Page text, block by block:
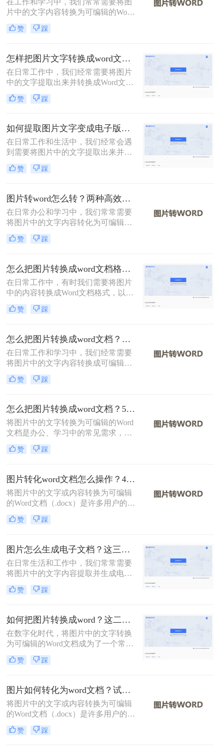
法来实现这一目标。
片中的文字内容转换为可编辑的Word
文档。这可能是为了编辑图片中的文
本、保存信息以便分享，或将手写笔
word文档呢？本文将详细介绍两种常
用的方法来实现这一目标。
赞 踩
怎样把图片文字转换成word文档？分享两种有效的方法！
在日常工作中，我们经常需要将图片
中的文字提取出来并转换成Word文
档，以便进行编辑和保存。然而，如
何高效且准确地完成这一转换过程，
字转换成word文档呢？本文将介绍两
种有效的方法，帮助您轻松实现图片
文字到Word文档的转换。
赞 踩
如何提取图片文字变成电子版？分享2种实用的方法！
在日常工作和生活中，我们经常会遇
到需要将图片中的文字提取出来并转
换成电子版的情况。无论是从扫描的
文档、拍照的书籍页面，还是网络上
能极大地提高我们的工作效率。那么
如何提取图片文字变成电子版呢？本
文将介绍两种常用的方法来实现这一
目标。
赞 踩
图片转word怎么转？两种高效方法指南！
在日常办公和学习中，我们常常需要
将图片中的文字内容转化为可编辑的
Word文档。那么图片转word怎么转
呢？本文将介绍两种实现这一目标的
赞 踩
怎么把图片转换成word文档格式？教你三种转换方法！
在日常工作中，有时我们需要将图片
中的内容转换成Word文档格式，以便
进行编辑和处理。那么怎么把图片转
换成word文档格式呢？本文将介绍三
成图片到Word文档的转换。
赞 踩
怎么把图片转换成word文档？分享二种实用方法！
在日常工作和学习中，我们经常需要
将图片中的文字内容转换成可编辑的
Word文档。这一需求在扫描文档、截
图识别、PDF转文字等多种场景下尤
文档呢？本文将介绍两种将图片转换
成Word文档的方法。
赞 踩
怎么把图片转换成word文档？5个主流方法详解！
将图片中的文字转换为可编辑的Word
文档是办公、学习中的常见需求，尤
其在处理扫描文件、会议记录或纸质
资料时。那么怎么把图片转换成word
并提供操作步骤与避坑指南。
赞 踩
图片转化word文档怎么操作？4种常用方法详解！
将图片中的文字或内容转换为可编辑
的Word文档（.docx）是许多用户的需
求，例如将扫描的文档、照片中的笔
记或PDF截图中的文字提取出来。那
文将介绍常用转换方法，为您提供详
细指南。
赞 踩
图片怎么生成电子文档？这三种转换方法快来看！
在日常生活和工作中，我们常常需要
将图片中的文字内容提取并生成电子
文档（如Word文档）。这不仅有助于
提高工作效率，还能方便后续的编辑
呢？本文将介绍几种常用的方法，帮
助您轻松将图片转换成Word文档。
赞 踩
如何把图片转换成word？这二个方法教你学会！
在数字化时代，将图片中的文字转换
为可编辑的Word文档成为了一个常见
的需求。无论是在学术研究、商务文
档处理，还是在教育培训等领域，这
何把图片转换成word呢？本文将介绍
两种常用的方法来实现这一目标。
赞 踩
图片如何转化为word文档？试试这种4种实用方法！
将图片中的文字或内容转换为可编辑
的Word文档（.docx）是许多用户的需
求，例如处理扫描文件、提取照片中
的笔记或转换PDF截图中的文字。那
赞 踩